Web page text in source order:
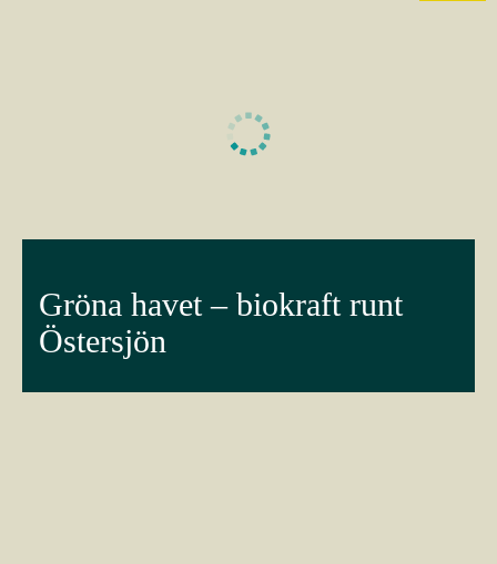
Gröna havet – biokraft runt
Östersjön